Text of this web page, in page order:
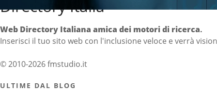
Directory Italia
Web Directory Italiana amica dei motori di ricerca.
Inserisci il tuo sito web con l'inclusione veloce e verrà
© 2010-2026 fmstudio.it
ULTIME DAL BLOG